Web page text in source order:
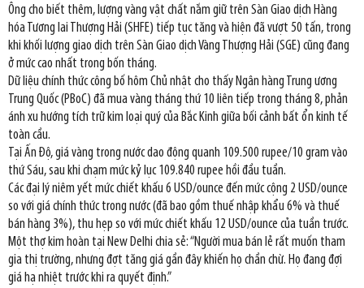
Ông cho biết thêm, lượng vàng vật chất nắm giữ trên Sàn Giao dịch Hàng
hóa Tương lai Thượng Hải (SHFE) tiếp tục tăng và hiện đã vượt 50 tấn, trong
khi khối lượng giao dịch trên Sàn Giao dịch Vàng Thượng Hải (SGE) cũng đang
ở mức cao nhất trong bốn tháng.
Dữ liệu chính thức công bố hôm Chủ nhật cho thấy Ngân hàng Trung ương
Trung Quốc (PBoC) đã mua vàng tháng thứ 10 liên tiếp trong tháng 8, phản
ánh xu hướng tích trữ kim loại quý của Bắc Kinh giữa bối cảnh bất ổn kinh tế
toàn cầu.
Tại Ấn Độ, giá vàng trong nước dao động quanh 109.500 rupee/10 gram vào
thứ Sáu, sau khi chạm mức kỷ lục 109.840 rupee hồi đầu tuần.
Các đại lý niêm yết mức chiết khấu 6 USD/ounce đến mức cộng 2 USD/ounce
so với giá chính thức trong nước (đã bao gồm thuế nhập khẩu 6% và thuế
bán hàng 3%), thu hẹp so với mức chiết khấu 12 USD/ounce của tuần trước.
Một thợ kim hoàn tại New Delhi chia sẻ: “Người mua bán lẻ rất muốn tham
gia thị trường, nhưng đợt tăng giá gần đây khiến họ chần chừ. Họ đang đợi
giá hạ nhiệt trước khi ra quyết định.”